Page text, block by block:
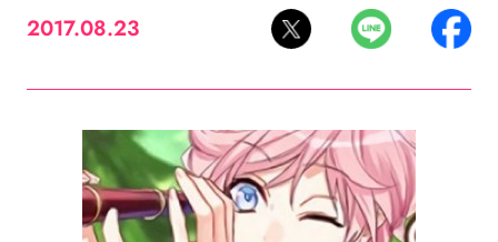
2017.08.23